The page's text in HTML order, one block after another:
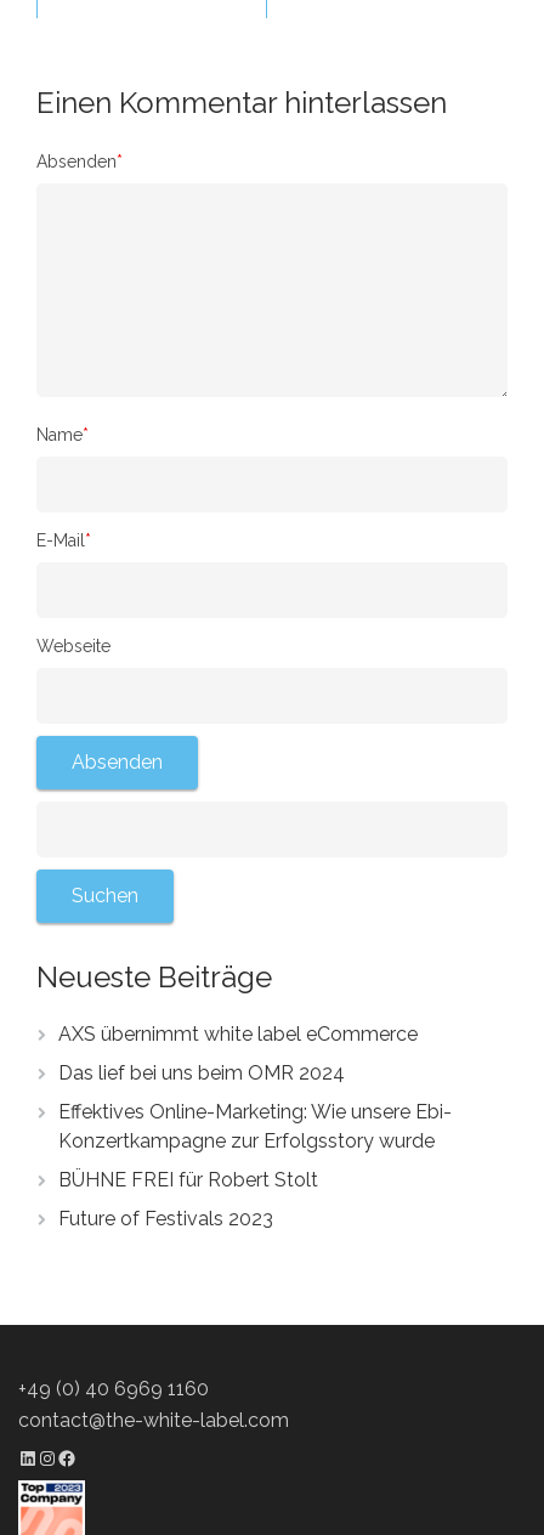
Einen Kommentar hinterlassen
Absenden*
Name*
E-Mail *
Webseite
Neueste Beiträge
AXS übernimmt white label eCommerce
Das lief bei uns beim OMR 2024
Effektives Online-Marketing: Wie unsere Ebi-
Konzertkampagne zur Erfolgsstory wurde
BÜHNE FREI für Robert Stolt
Future of Festivals 2023
+49 (0) 40 6969 1160
contact@the-white-label.com
LinkedIn Profil
Instagram Profil
Facebook Profil